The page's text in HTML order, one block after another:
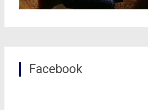
Facebook